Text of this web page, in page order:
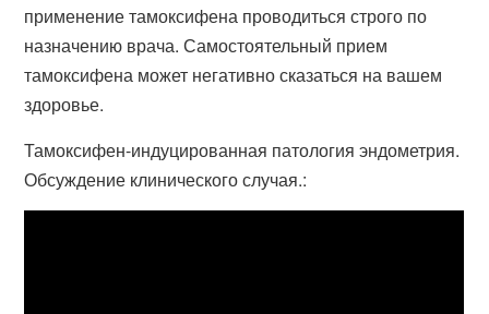
применение тамоксифена проводиться строго по
назначению врача. Самостоятельный прием
тамоксифена может негативно сказаться на вашем
здоровье.
Тамоксифен-индуцированная патология эндометрия.
Обсуждение клинического случая.: